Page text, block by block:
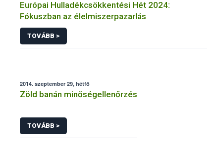
Európai Hulladékcsökkentési Hét 2024:
Fókuszban az élelmiszerpazarlás
TOVÁBB >
2014. szeptember 29, hétfő
Zöld banán minőségellenőrzés
TOVÁBB >